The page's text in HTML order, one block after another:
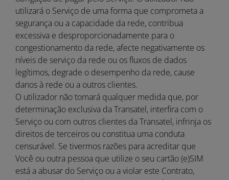
utilizará o Serviço de uma forma que comprometa a
segurança ou a capacidade da rede, contribua
excessiva e desproporcionadamente para o
congestionamento da rede, afecte negativamente os
níveis de serviço da rede ou os fluxos de dados
legítimos, degrade o desempenho da rede, cause
danos à rede ou a outros clientes.
O utilizador não tomará qualquer medida que, por
determinação exclusiva da Transatel, interfira com o
Serviço ou com outros clientes da Transatel, infrinja os
direitos de terceiros ou constitua uma conduta
censurável. Se tivermos razões para acreditar que
Você ou outra pessoa que utilize o seu cartão (e)SIM
está a abusar do Serviço ou a violar este Contrato,